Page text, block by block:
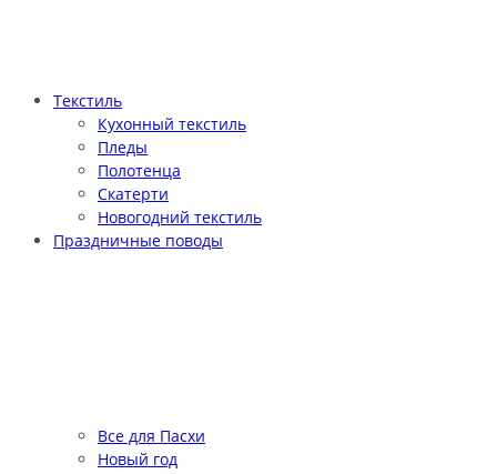
Текстиль
Кухонный текстиль
Пледы
Полотенца
Скатерти
Новогодний текстиль
Праздничные поводы
Все для Пасхи
Новый год